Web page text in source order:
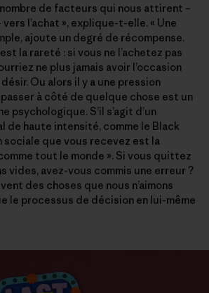
de facteurs qui nous attirent –
l’achat », explique-t-elle. « Une
ajoute un degré de récompense.
la rareté : si vous ne l’achetez pas
ne plus jamais avoir l’occasion
Ou alors il y a une pression
à côté de quelque chose est un
psychologique. S’il s’agit d’un
de haute intensité, comme le Black
sociale que vous recevez est la
tout le monde ». Si vous quittez
vides, avez-vous commis une erreur ?
des choses que nous n’aimons
le processus de décision en lui-même